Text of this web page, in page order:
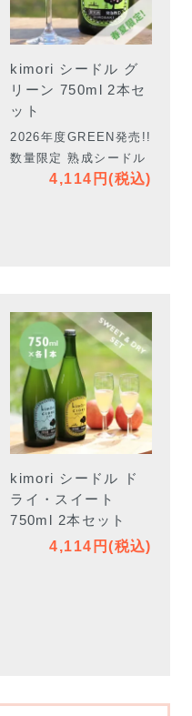
kimori シードル グ
リーン 750ml 2本セ
ット
2026年度GREEN発売!!
数量限定 熟成シードル
4,114円(税込)
kimori シードル ド
ライ・スイート
750ml 2本セット
4,114円(税込)